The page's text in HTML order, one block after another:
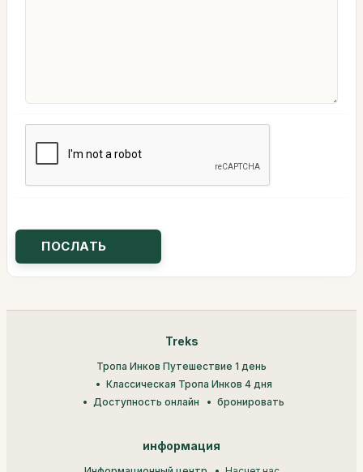
Treks
Тропа Инков Путешествие 1 день
Классическая Тропа Инков 4 дня
Доступность онлайн
бронировать
информация